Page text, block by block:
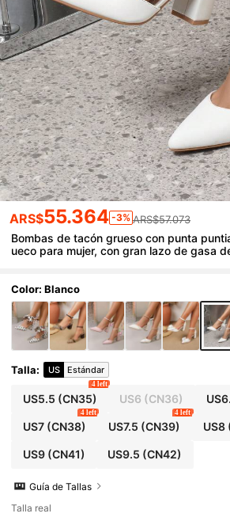
ARS$55.364 -3% ARS$57.073
Bombas de tacón grueso con punta
ueco para mujer, con gran lazo de gasa
a Madre
Color: Blanco
Talla: US Estándar
US5.5 (CN35)
4 left
US6 (CN36)
US7(CN38)
4 left
US7.5 (CN39)
4 left
US8
US9(CN41) US9.5 (CN42)
Guía de Tallas
Talla real